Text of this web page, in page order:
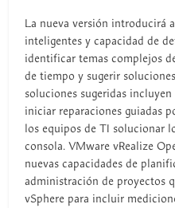
La nueva versión introducirá
inteligentes y capacidad de
identificar temas complejos
de tiempo y sugerir
soluciones sugeridas
iniciar reparaciones guiadas
los equipos de TI solucionar
consola. VMware vRealize
nuevas capacidades de
administración de proyectos
vSphere para incluir